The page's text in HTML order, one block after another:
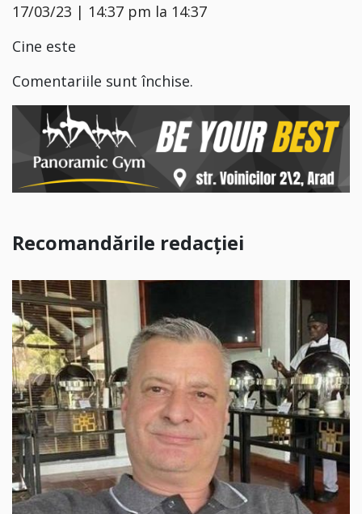
17/03/23 | 14:37 pm la 14:37
Cine este
Comentariile sunt închise.
Recomandările redacției